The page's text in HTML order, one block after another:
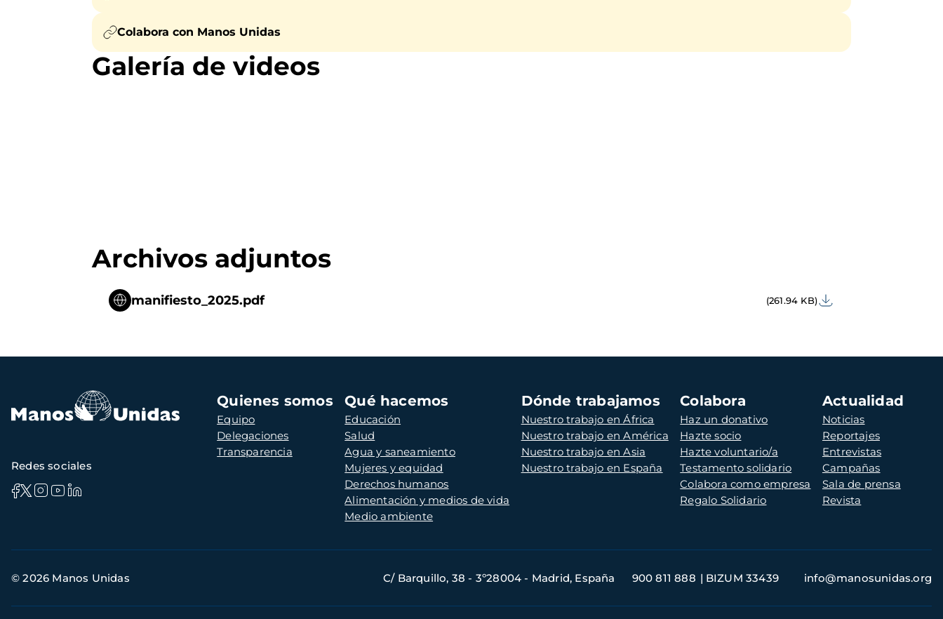
Colabora con Manos Unidas
Galería de videos
Archivos adjuntos
manifiesto_2025.pdf (261.94 KB)
Navegación
principal
Quienes somos
Equipo
Delegaciones
Transparencia
Qué hacemos
Educación
Salud
Agua y saneamiento
Mujeres y equidad
Derechos humanos
Alimentación y medios de vida
Medio ambiente
Dónde trabajamos
Nuestro trabajo en África
Nuestro trabajo en América
Nuestro trabajo en Asia
Nuestro trabajo en España
Colabora
Haz un donativo
Hazte socio
Hazte voluntario/a
Testamento solidario
Colabora como empresa
Regalo Solidario
Actualidad
Noticias
Reportajes
Entrevistas
Campañas
Sala de prensa
Revista
Redes sociales
de
© 2026 Manos Unidas C/ Barquillo, 38 - 3º28004 - Madrid, España 900 811 888 BIZUM 33439 info@manosunidas.org